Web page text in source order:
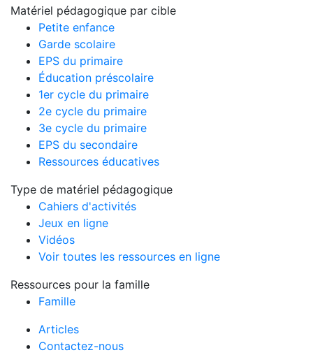
Matériel pédagogique par cible
Petite enfance
Garde scolaire
EPS du primaire
Éducation préscolaire
1er cycle du primaire
2e cycle du primaire
3e cycle du primaire
EPS du secondaire
Ressources éducatives
Type de matériel pédagogique
Cahiers d'activités
Jeux en ligne
Vidéos
Voir toutes les ressources en ligne
Ressources pour la famille
Famille
Articles
Contactez-nous